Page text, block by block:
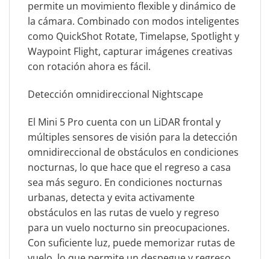
permite un movimiento flexible y dinámico de
la cámara. Combinado con modos inteligentes
como QuickShot Rotate, Timelapse, Spotlight y
Waypoint Flight, capturar imágenes creativas
con rotación ahora es fácil.
Detección omnidireccional Nightscape
El Mini 5 Pro cuenta con un LiDAR frontal y
múltiples sensores de visión para la detección
omnidireccional de obstáculos en condiciones
nocturnas, lo que hace que el regreso a casa
sea más seguro. En condiciones nocturnas
urbanas, detecta y evita activamente
obstáculos en las rutas de vuelo y regreso
para un vuelo nocturno sin preocupaciones.
Con suficiente luz, puede memorizar rutas de